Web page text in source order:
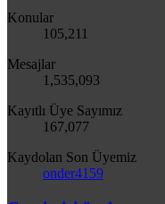
Konular
105,211
Mesajlar
1,535,093
Kayıtlı Üye Sayımız
167,077
Kaydolan Son Üyemiz
onder4159